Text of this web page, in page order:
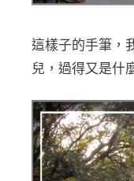
這樣子的手筆，
兒，過得又是什